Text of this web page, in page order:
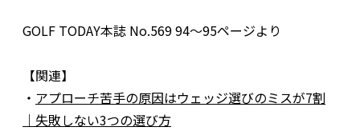
GOLF TODAY本誌 No.569 94〜95ページより
【関連】
・ アプローチ苦手の原因はウェッジ選びのミスが7割
｜失敗しない3つの選び方